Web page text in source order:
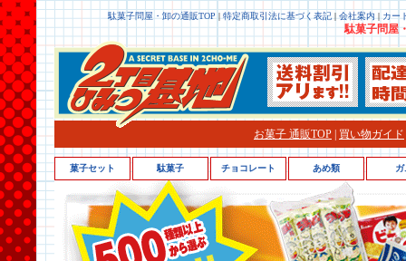
駄菓子問屋・卸の通販TOP | 特定商取引法に基づく表記 | 会社案内 | カー
駄菓子問屋
お菓子 通販TOP 買い物ガイド